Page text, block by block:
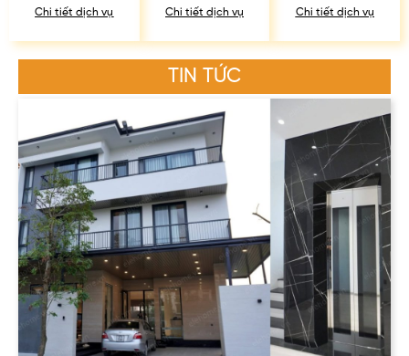
Chi tiết dịch vụ Chi tiết dịch vụ Chi tiết dịch vụ
TIN TỨC